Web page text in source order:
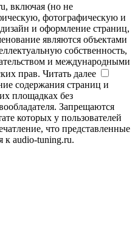
включая (но не
фотографическую и
и оформление страниц,
являются объектами
собственность,
и международными
прав. Читать далее
содержания страниц и
площадках без
Запрещаются
которых у пользователей
что представленные
audio-tuning.ru.